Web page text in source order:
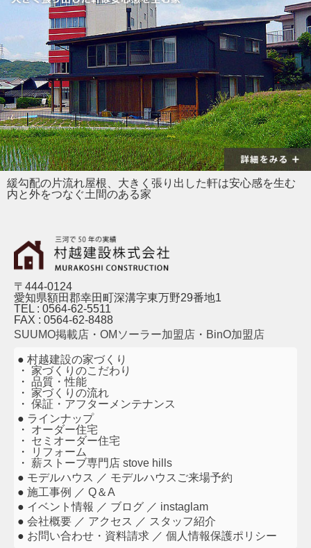
緩勾配の片流れ屋根、大きく張り出した軒は安心感を生む
内と外をつなぐ土間のある家
〒444-0124
愛知県額田郡幸田町深溝字東万野29番地1
TEL : 0564-62-5511
FAX : 0564-62-8488
SUUMO掲載店 ・ OMソーラー加盟店 ・ BinO加盟店
● 村越建設の家づくり
・ 家づくりのこだわり
・ 品質・性能
・ 家づくりの流れ
・ 保証・アフターメンテナンス
● ラインナップ
・ オーダー住宅
・ セミオーダー住宅
・
リフォーム
・ 薪ストーブ専門店 stove hills
● モデルハウス ／ モデルハウスご来場予約
● 施工事例 ／ Q＆A
● イベント情報 ／ ブログ ／ instaglam
● 会社概要 ／ アクセス ／ スタッフ紹介
● お問い合わせ・資料請求 ／ 個人情報保護ポリシー